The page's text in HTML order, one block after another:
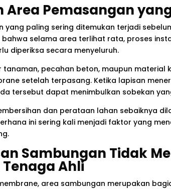
Area Pemasangan
yang paling sering ditemukan terjadi
selama area terlihat rata, proses
diperiksa secara menyeluruh.
tanaman, pecahan beton, maupun material
setelah terpasang. Ketika lapisan
tersebut dapat menimbulkan sobekan
dan perataan lahan sebaiknya
ini sering kali menjadi faktor yang
Sambungan Tidak
Ahli
area sambungan merupakan